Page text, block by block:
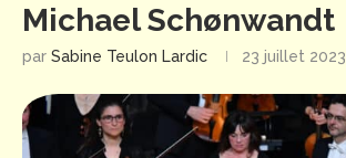
Michael Schønwandt
par Sabine Teulon Lardic 23 juillet 2023